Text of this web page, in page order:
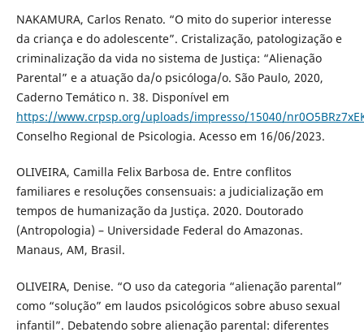
NAKAMURA, Carlos Renato. “O mito do superior interesse
da criança e do adolescente”. Cristalização, patologização e
criminalização da vida no sistema de Justiça: “Alienação
Parental” e a atuação da/o psicóloga/o. São Paulo, 2020,
Caderno Temático n. 38. Disponível em
https://www.crpsp.org/uploads/impresso/15040/
Conselho Regional de Psicologia. Acesso em 16/06/2023.
OLIVEIRA, Camilla Felix Barbosa de. Entre conflitos
familiares e resoluções consensuais: a judicialização em
tempos de humanização da Justiça. 2020. Doutorado
(Antropologia) – Universidade Federal do Amazonas.
Manaus, AM, Brasil.
OLIVEIRA, Denise. “O uso da categoria “alienação parental”
como “solução” em laudos psicológicos sobre abuso sexual
infantil”. Debatendo sobre alienação parental: diferentes